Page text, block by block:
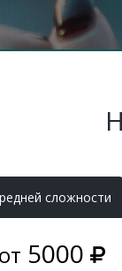
сложности
от 5000